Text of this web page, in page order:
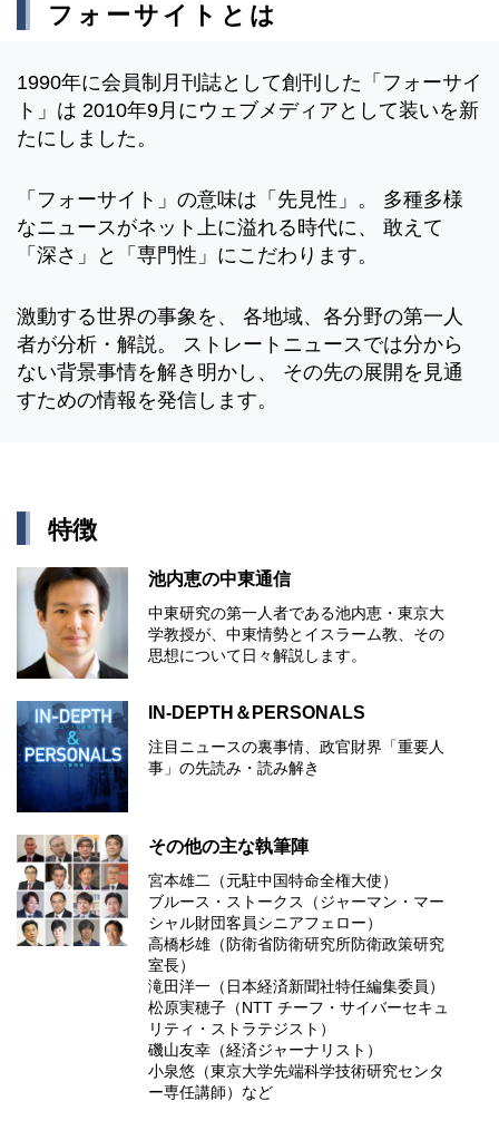
フォーサイトとは
1990年に会員制月刊誌として創刊した「フォーサイ
ト」は 2010年9月にウェブメディアとして装いを新
たにしました。
「フォーサイト」の意味は「先見性」。 多種多様
なニュースがネット上に溢れる時代に、 敢えて
「深さ」と「専門性」にこだわります。
激動する世界の事象を、 各地域、各分野の第一人
者が分析・解説。 ストレートニュースでは分から
ない背景事情を解き明かし、 その先の展開を見通
すための情報を発信します。
特徴
池内恵の中東通信
中東研究の第⼀⼈者である池内恵・東京⼤
学教授が、中東情勢とイスラーム教、その
思想について⽇々解説します。
IN-DEPTH＆PERSONALS
注目ニュースの裏事情、政官財界「重要人
事」の先読み・読み解き
その他の主な執筆陣
宮本雄二（元駐中国特命全権大使）
ブルース・ストークス（ジャーマン・マー
シャル財団客員シニアフェロー）
高橋杉雄（防衛省防衛研究所防衛政策研究
室長）
滝田洋一（日本経済新聞社特任編集委員）
松原実穂子（NTT チーフ・サイバーセキュ
リティ・ストラテジスト）
磯山友幸（経済ジャーナリスト）
小泉悠（東京大学先端科学技術研究センタ
ー専任講師）など